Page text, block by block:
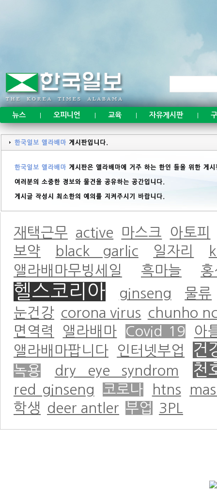
뉴스 오피니언 교육 자유게시판
재택근무 active 마스크
아토피
보약
black garlic 일자리
앨라배마무빙세일
흑마늘 홍
헬스코리아 ginseng
물류
눈건강 corona virus chunho
면역력
앨라배마 Covid 19
아
앨라배마팝니다
인터넷부업 건
녹용 dry eye syndrom 천
red ginseng 코로나 htns
학생
deer antler 부업 3PL